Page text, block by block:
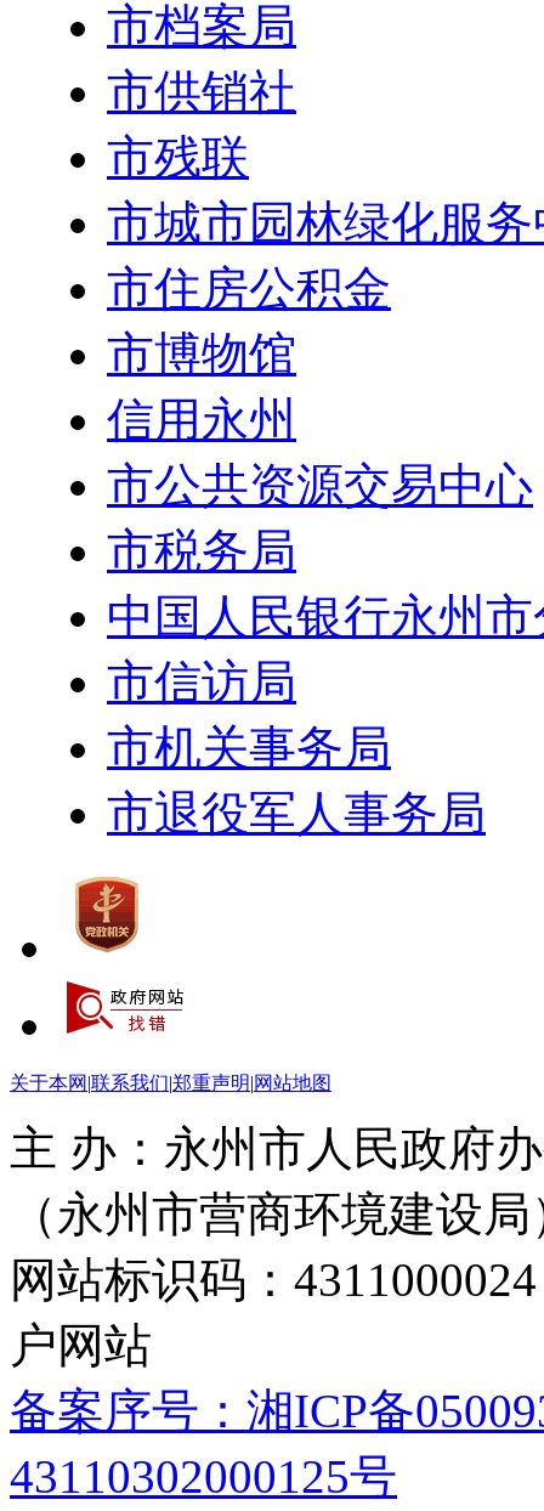
市档案局
市供销社
市残联
市城市园林绿化服
市住房公积金
市博物馆
信用永州
市公共资源交易中心
市税务局
中国人民银行永州
市信访局
市机关事务局
市退役军人事务局
关于本网 |联系我们|郑重声明|网站地图
主 办：永州市人民政府
（永州市营商环境建设局
网站标识码：
户网站
备案序号：湘ICP备
43110302000125号